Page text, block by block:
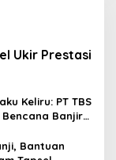
Ukir Prestasi
Keliru: PT TBS
Banjir
Bantuan